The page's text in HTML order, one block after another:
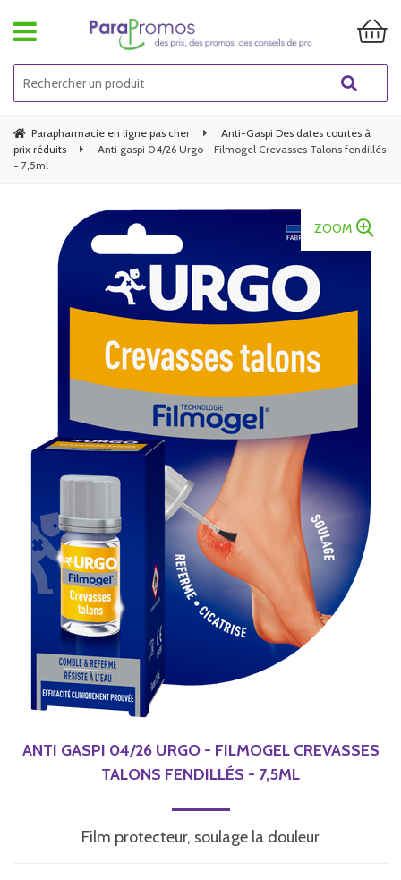
Parapharmacie en ligne pas cher
Anti-Gaspi Des dates courtes à
prix réduits
Anti gaspi 04/26 Urgo - Filmogel Crevasses Talons fendillés
- 7,5ml
ZOOM
ANTI GASPI 04/26 URGO - FILMOGEL CREVASSES
TALONS FENDILLÉS - 7,5ML
Film protecteur, soulage la douleur